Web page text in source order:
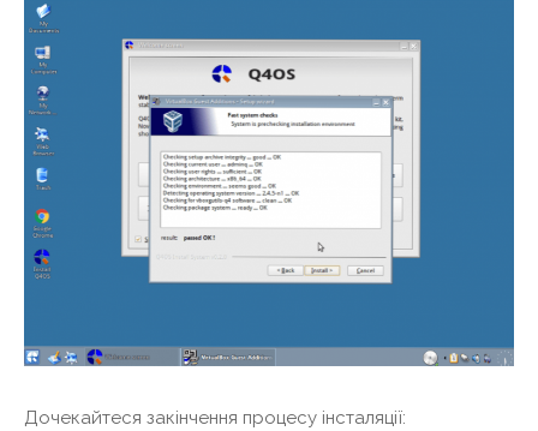
Дочекайтеся закінчення процесу інсталяції: